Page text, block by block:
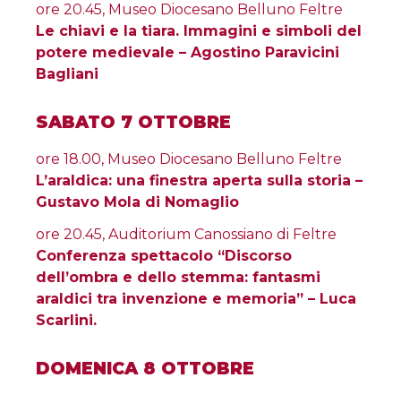
ore 20.45, Museo Diocesano Belluno Feltre
Le chiavi e la tiara. Immagini e simboli del
potere medievale – Agostino Paravicini
Bagliani
SABATO 7 OTTOBRE
ore 18.00, Museo Diocesano Belluno Feltre
L’araldica: una finestra aperta sulla storia –
Gustavo Mola di Nomaglio
ore 20.45, Auditorium Canossiano di Feltre
Conferenza spettacolo “Discorso
dell’ombra e dello stemma: fantasmi
araldici tra invenzione e memoria” – Luca
Scarlini.
DOMENICA 8 OTTOBRE